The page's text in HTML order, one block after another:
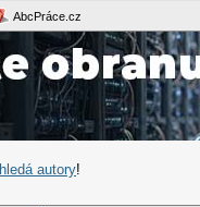
AbcPráce.cz
hledá autory!